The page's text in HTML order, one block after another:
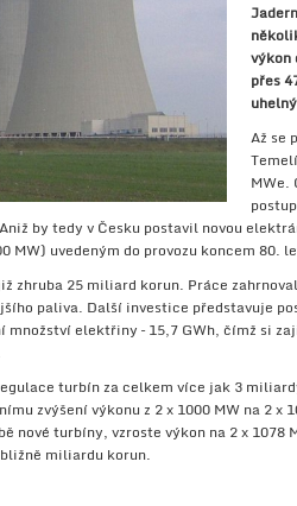
výkon
přes
Až se
MWe.
by tedy v Česku postavil novou
uvedeným do provozu koncem 80.
zhruba 25 miliard korun. Práce
paliva. Další investice představuje
elektřiny – 15,7 GWh, čímž si
turbín za celkem více jak 3
zvýšení výkonu z 2 x 1000 MW na 2
nové turbíny, vzroste výkon na 2 x
miliardu korun.